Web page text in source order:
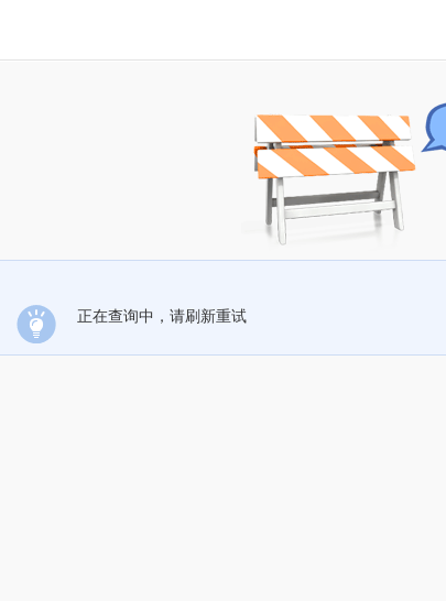
正在查询中，请刷新重试